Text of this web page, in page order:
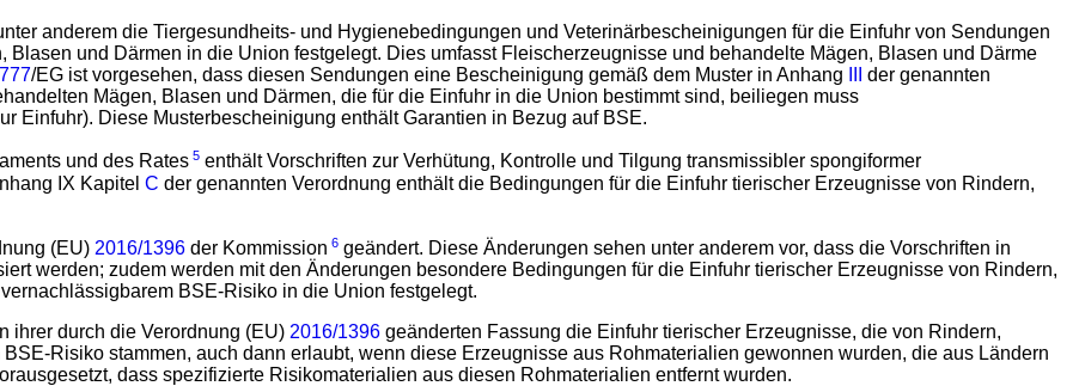
anderem die Tiergesundheits- und Hygienebedingungen und Veterinärbescheinigungen für die Einfuhr von Sendungen
und Därmen in die Union festgelegt. Dies umfasst Fleischerzeugnisse und behandelte Mägen, Blasen und Därme
/EG ist vorgesehen, dass diesen Sendungen eine Bescheinigung gemäß dem Muster in Anhang
der genannten
Mägen, Blasen und Därmen, die für die Einfuhr in die Union bestimmt sind, beiliegen muss
Einfuhr). Diese Musterbescheinigung enthält Garantien in Bezug auf BSE.
und des Rates 5 enthält Vorschriften zur Verhütung, Kontrolle und Tilgung transmissibler spongiformer
IX Kapitel C der genannten Verordnung enthält die Bedingungen für die Einfuhr tierischer Erzeugnisse von Rindern,
(EU) 2016/1396 der Kommission 6 geändert. Diese Änderungen sehen unter anderem vor, dass die Vorschriften in
werden; zudem werden mit den Änderungen besondere Bedingungen für die Einfuhr tierischer Erzeugnisse von Rindern,
BSE-Risiko in die Union festgelegt.
ihrer durch die Verordnung (EU) 2016/1396 geänderten Fassung die Einfuhr tierischer Erzeugnisse, die von Rindern,
Risiko stammen, auch dann erlaubt, wenn diese Erzeugnisse aus Rohmaterialien gewonnen wurden, die aus Ländern
dass spezifizierte Risikomaterialien aus diesen Rohmaterialien entfernt wurden.